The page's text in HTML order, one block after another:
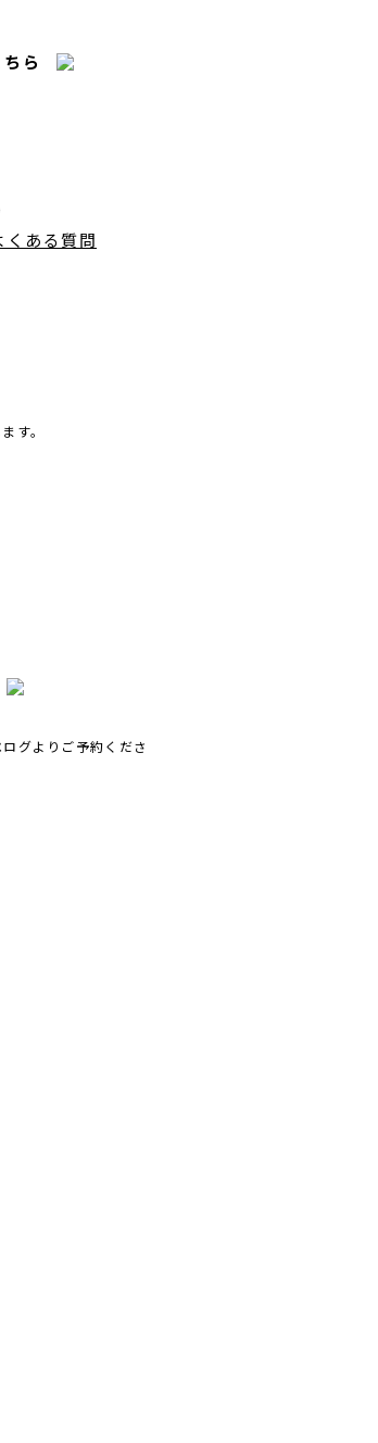
ら
くある質問
す。
グよりご予約くださ